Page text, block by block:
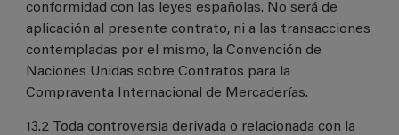
conformidad con las leyes españolas. No será de
aplicación al presente contrato, ni a las transacciones
contempladas por el mismo, la Convención de
Naciones Unidas sobre Contratos para la
Compraventa Internacional de Mercaderías.
13.2 Toda controversia derivada o relacionada con la